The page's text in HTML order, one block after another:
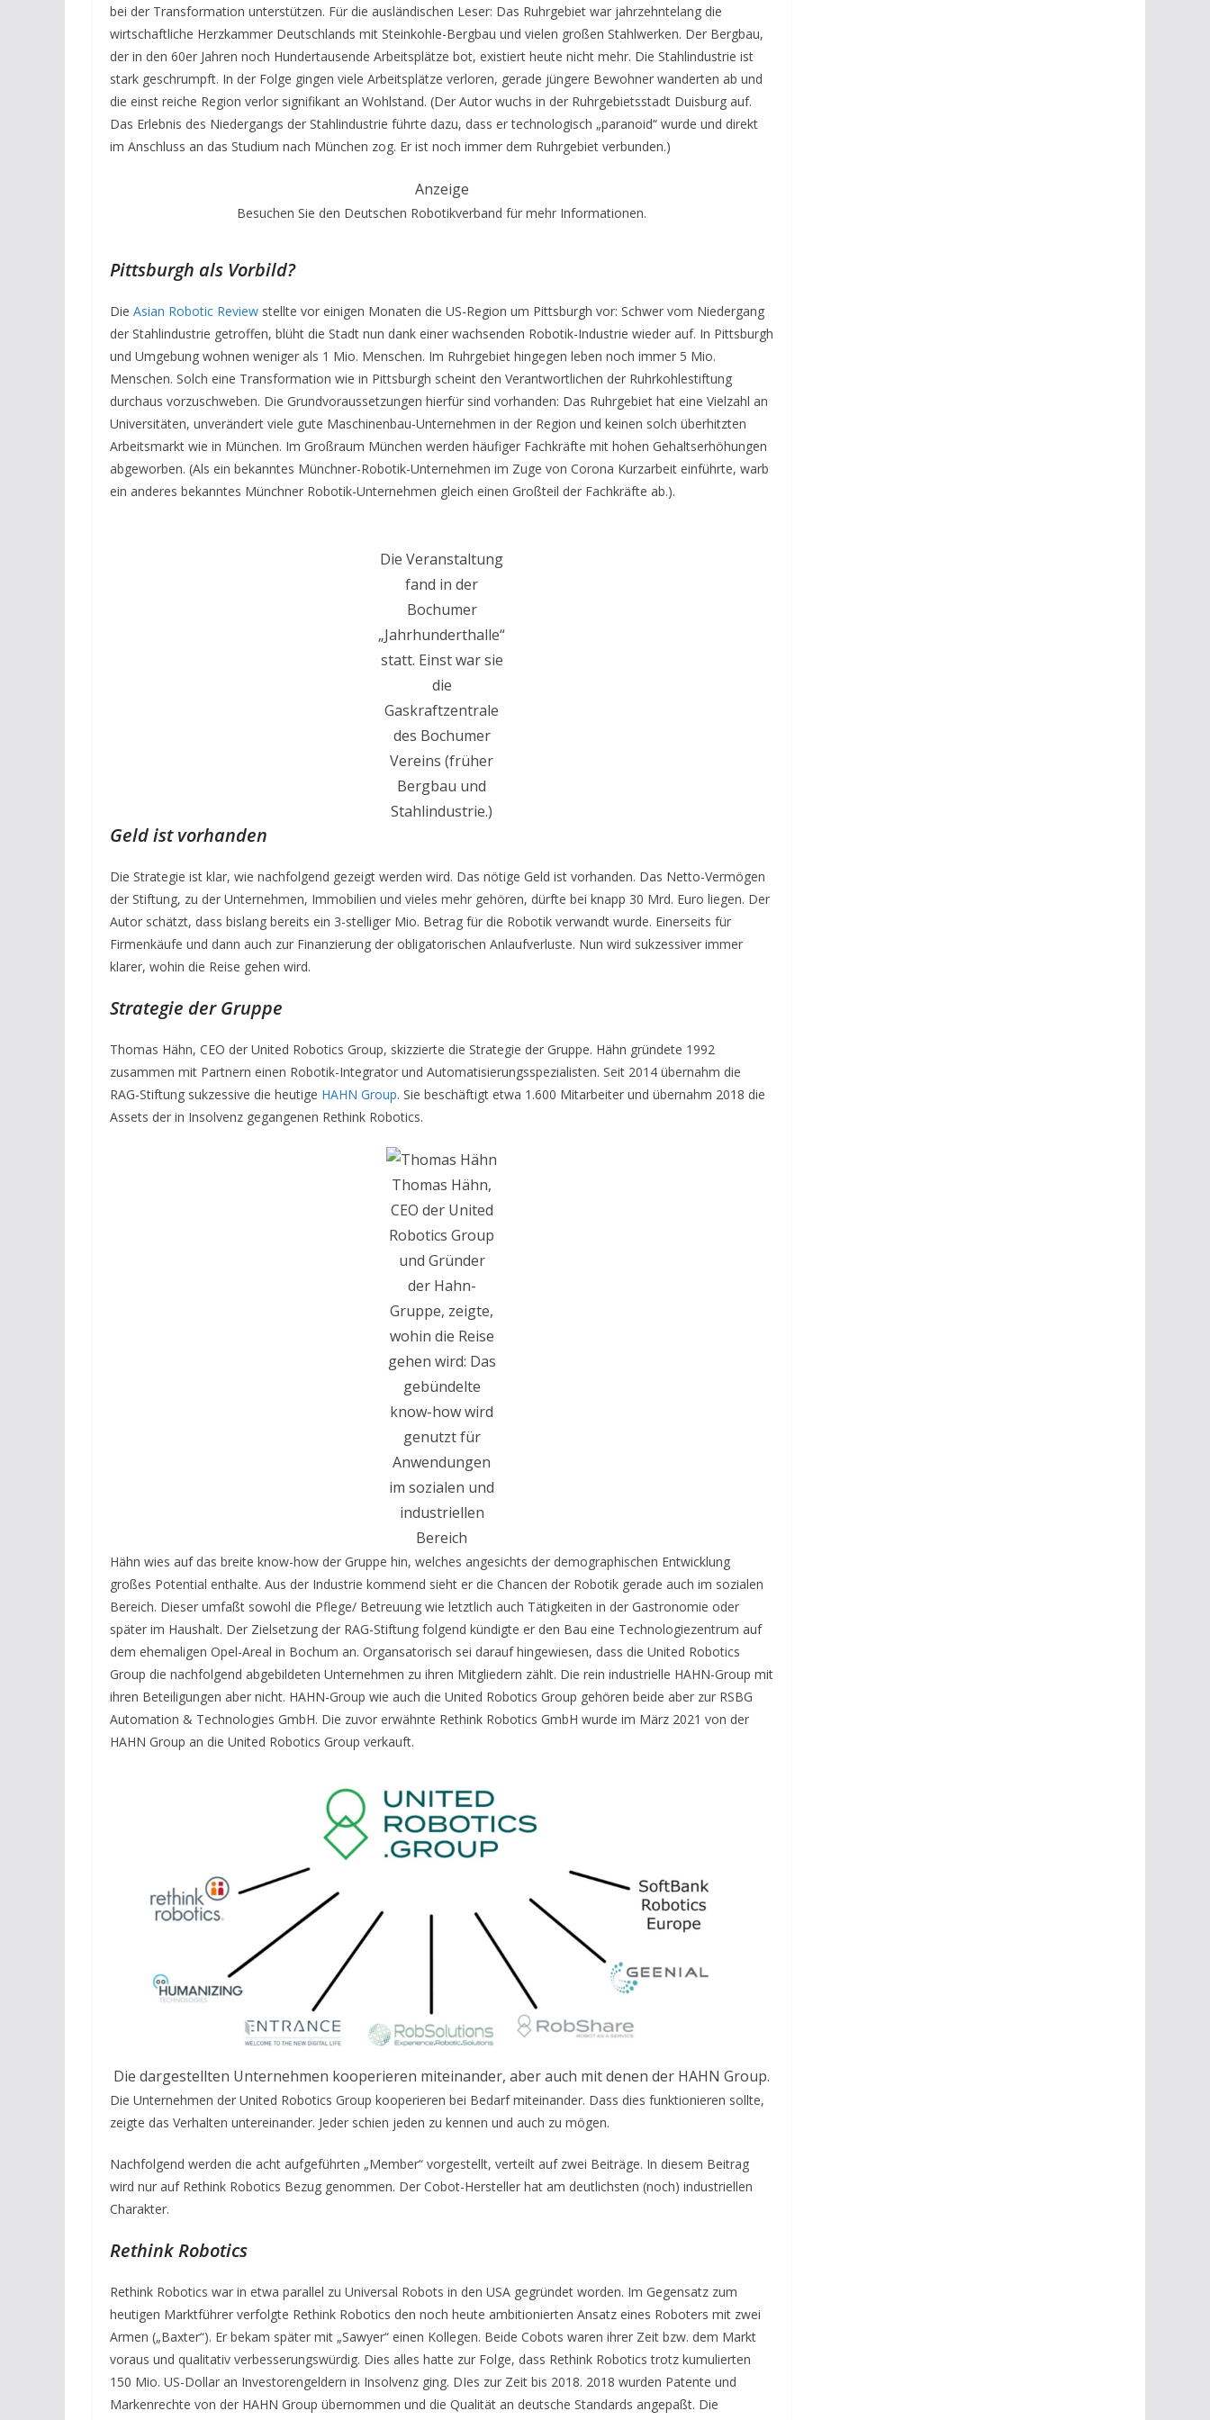
bei der Transformation unterstützen. Für die ausländischen Leser: Das Ruhrgebiet war jahrzehntelang die
wirtschaftliche Herzkammer Deutschlands mit Steinkohle-Bergbau und vielen großen Stahlwerken. Der Bergbau,
der in den 60er Jahren noch Hundertausende Arbeitsplätze bot, existiert heute nicht mehr. Die Stahlindustrie ist
stark geschrumpft. In der Folge gingen viele Arbeitsplätze verloren, gerade jüngere Bewohner wanderten ab und
die einst reiche Region verlor signifikant an Wohlstand. (Der Autor wuchs in der Ruhrgebietsstadt Duisburg auf.
Das Erlebnis des Niedergangs der Stahlindustrie führte dazu, dass er technologisch „paranoid“ wurde und direkt
im Anschluss an das Studium nach München zog. Er ist noch immer dem Ruhrgebiet verbunden.)
Anzeige
Besuchen Sie den Deutschen Robotikverband für mehr Informationen.
Pittsburgh als Vorbild?
Die Asian Robotic Review stellte vor einigen Monaten die US-Region um Pittsburgh vor: Schwer vom Niedergang
der Stahlindustrie getroffen, blüht die Stadt nun dank einer wachsenden Robotik-Industrie wieder auf. In Pittsburgh
und Umgebung wohnen weniger als 1 Mio. Menschen. Im Ruhrgebiet hingegen leben noch immer 5 Mio.
Menschen. Solch eine Transformation wie in Pittsburgh scheint den Verantwortlichen der Ruhrkohlestiftung
durchaus vorzuschweben. Die Grundvoraussetzungen hierfür sind vorhanden: Das Ruhrgebiet hat eine Vielzahl an
Universitäten, unverändert viele gute Maschinenbau-Unternehmen in der Region und keinen solch überhitzten
Arbeitsmarkt wie in München. Im Großraum München werden häufiger Fachkräfte mit hohen Gehaltserhöhungen
abgeworben. (Als ein bekanntes Münchner-Robotik-Unternehmen im Zuge von Corona Kurzarbeit einführte, warb
ein anderes bekanntes Münchner Robotik-Unternehmen gleich einen Großteil der Fachkräfte ab.).
Die Veranstaltung
fand in der
Bochumer
„Jahrhunderthalle“
statt. Einst war sie
die
Gaskraftzentrale
des Bochumer
Vereins (früher
Bergbau und
Stahlindustrie.)
Geld ist vorhanden
Die Strategie ist klar, wie nachfolgend gezeigt werden wird. Das nötige Geld ist vorhanden. Das Netto-Vermögen
der Stiftung, zu der Unternehmen, Immobilien und vieles mehr gehören, dürfte bei knapp 30 Mrd. Euro liegen. Der
Autor schätzt, dass bislang bereits ein 3-stelliger Mio. Betrag für die Robotik verwandt wurde. Einerseits für
Firmenkäufe und dann auch zur Finanzierung der obligatorischen Anlaufverluste. Nun wird sukzessiver immer
klarer, wohin die Reise gehen wird.
Strategie der Gruppe
Thomas Hähn, CEO der United Robotics Group, skizzierte die Strategie der Gruppe. Hähn gründete 1992
zusammen mit Partnern einen Robotik-Integrator und Automatisierungsspezialisten. Seit 2014 übernahm die
RAG-Stiftung sukzessive die heutige HAHN Group. Sie beschäftigt etwa 1.600 Mitarbeiter und übernahm 2018 die
Assets der in Insolvenz gegangenen Rethink Robotics.
Thomas Hähn,
CEO der United
Robotics Group
und Gründer
der Hahn-
Gruppe, zeigte,
wohin die Reise
gehen wird: Das
gebündelte
know-how wird
genutzt für
Anwendungen
im sozialen und
industriellen
Bereich
Hähn wies auf das breite know-how der Gruppe hin, welches angesichts der demographischen Entwicklung
großes Potential enthalte. Aus der Industrie kommend sieht er die Chancen der Robotik gerade auch im sozialen
Bereich. Dieser umfaßt sowohl die Pflege/ Betreuung wie letztlich auch Tätigkeiten in der Gastronomie oder
später im Haushalt. Der Zielsetzung der RAG-Stiftung folgend kündigte er den Bau eine Technologiezentrum auf
dem ehemaligen Opel-Areal in Bochum an. Organsatorisch sei darauf hingewiesen, dass die United Robotics
Group die nachfolgend abgebildeten Unternehmen zu ihren Mitgliedern zählt. Die rein industrielle HAHN-Group mit
ihren Beteiligungen aber nicht. HAHN-Group wie auch die United Robotics Group gehören beide aber zur RSBG
Automation & Technologies GmbH. Die zuvor erwähnte Rethink Robotics GmbH wurde im März 2021 von der
HAHN Group an die United Robotics Group verkauft.
Die dargestellten Unternehmen kooperieren miteinander, aber auch mit denen der HAHN Group.
Die Unternehmen der United Robotics Group kooperieren bei Bedarf miteinander. Dass dies funktionieren sollte,
zeigte das Verhalten untereinander. Jeder schien jeden zu kennen und auch zu mögen.
Nachfolgend werden die acht aufgeführten „Member“ vorgestellt, verteilt auf zwei Beiträge. In diesem Beitrag
wird nur auf Rethink Robotics Bezug genommen. Der Cobot-Hersteller hat am deutlichsten (noch) industriellen
Charakter.
Rethink Robotics
Rethink Robotics war in etwa parallel zu Universal Robots in den USA gegründet worden. Im Gegensatz zum
heutigen Marktführer verfolgte Rethink Robotics den noch heute ambitionierten Ansatz eines Roboters mit zwei
Armen („Baxter“). Er bekam später mit „Sawyer“ einen Kollegen. Beide Cobots waren ihrer Zeit bzw. dem Markt
voraus und qualitativ verbesserungswürdig. Dies alles hatte zur Folge, dass Rethink Robotics trotz kumulierten
150 Mio. US-Dollar an Investorengeldern in Insolvenz ging. DIes zur Zeit bis 2018. 2018 wurden Patente und
Markenrechte von der HAHN Group übernommen und die Qualität an deutsche Standards angepaßt. Die